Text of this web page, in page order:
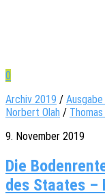
0
Archiv 2019 /
Norbert Olah /
9. November 2019
Die
des Staates –